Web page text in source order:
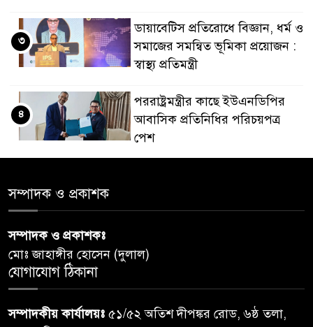
ডায়াবেটিস প্রতিরোধে বিজ্ঞান, ধর্ম ও
সমাজের সমন্বিত ভূমিকা প্রয়োজন :
স্বাস্থ্য প্রতিমন্ত্রী
৩
পররাষ্ট্রমন্ত্রীর কা‌ছে ইউএনডিপির
আবাসিক প্রতিনিধির পরিচয়পত্র
পেশ
৪
৫
ঝড়বৃষ্টির পূর্বাভাস
৬
অনুশ্রীর, মিলল হারমোনিয়াম
৭
সম্পাদক ও প্রকাশক
সম্পাদক ও প্রকাশকঃ
মোঃ জাহাঙ্গীর হোসেন (দুলাল)
যোগাযোগ ঠিকানা
সম্পাদকীয় কার্যালয়ঃ ৫১/৫২ অতিশ দীপঙ্কর রোড, ৬ষ্ঠ তলা,